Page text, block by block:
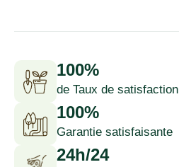
100%
de Taux de satisfaction
100%
Garantie satisfaisante
24h/24